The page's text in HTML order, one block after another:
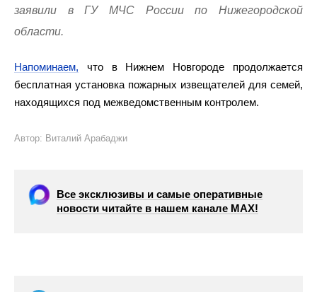
заявили в ГУ МЧС России по Нижегородской
области.
Напоминаем, что в Нижнем Новгороде продолжается
бесплатная установка пожарных извещателей для семей,
находящихся под межведомственным контролем.
Автор: Виталий Арабаджи
Все эксклюзивы и самые оперативные
новости читайте в нашем канале МАХ!